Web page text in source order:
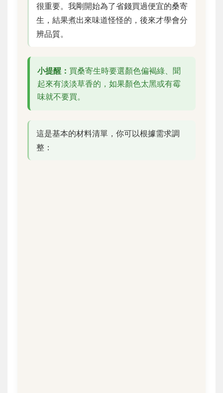
很重要。我剛開始為了省錢買過便宜的桑寄
生，結果煮出來味道怪怪的，後來才學會分
辨品質。
小提醒： 買桑寄生時要選顏色偏褐綠、聞
起來有淡淡草香的，如果顏色太黑或有霉
味就不要買。
這是基本的材料清單，你可以根據需求調
整：